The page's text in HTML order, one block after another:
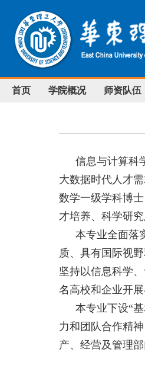
首页 学院概况 师资队伍
信息与计算科
大数据时代人才
数学一级学科博
才培养、科学研究
本专业全面落
质、具有国际视
坚持以信息科学
名高校和企业开
本专业下设“
力和团队合作精
产、经营及管理